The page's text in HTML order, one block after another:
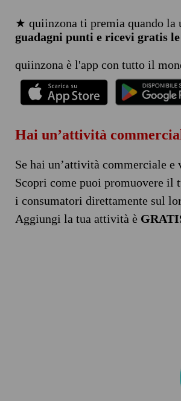
★ quiinzona ti premia quando la
guadagni punti e ricevi gratis
quiinzona è l'app con tutto il
Hai un’attività
Se hai un’attività commerciale e
Scopri come puoi promuovere il
i consumatori direttamente sul
Aggiungi la tua attività è